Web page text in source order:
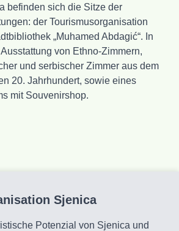
befinden sich die Sitze der
der Tourismusorganisation
„Muhamed Abdagić“. In
von Ethno-Zimmern,
und serbischer Zimmer aus dem
20. Jahrhundert, sowie eines
mit Souvenirshop.
Sjenica
Potenzial von Sjenica und